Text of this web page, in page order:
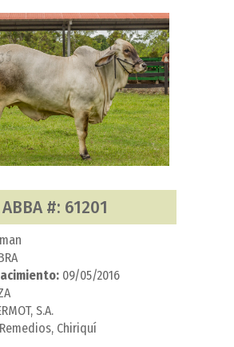
ABBA #: 61201
09/05/2016
S.A.
Chiriquí